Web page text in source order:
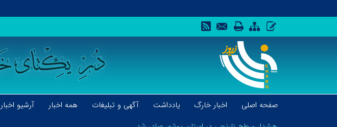
صفحه اصلی اخبار خارگ یادداشت آگهی و تبلیغات همه اخبار آرشیو اخبار